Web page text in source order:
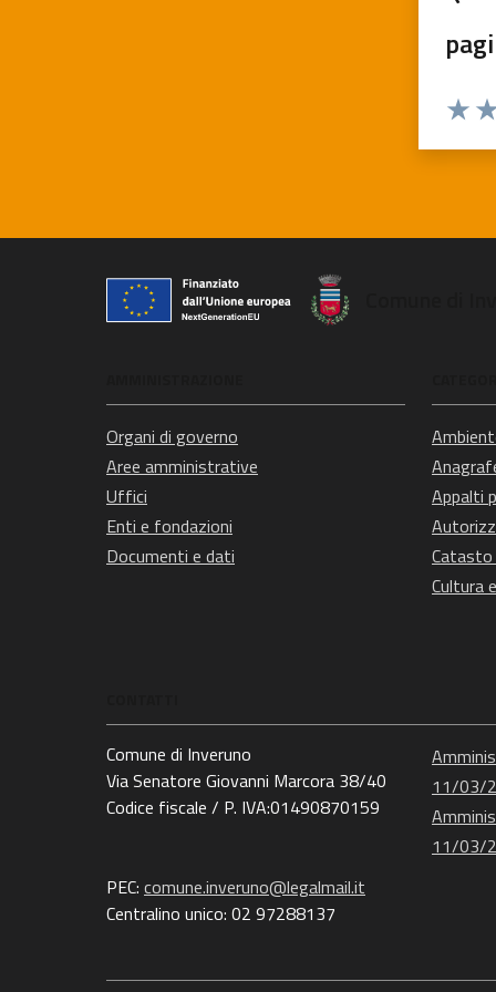
Organi di governo
Aree amministrative
Uffici
Enti e fondazioni
Documenti e dati
Appalti
Catasto
Cultura
Comune di Inveruno
Via Senatore Giovanni Marcora 38/40
Codice fiscale / P. IVA:01490870159
PEC: comune.inveruno@legalmail.it
Centralino unico: 02 97288137
11/03/
11/03/